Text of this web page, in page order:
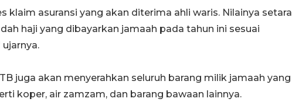
klaim asuransi yang akan diterima ahli waris. Nilainya setara
haji yang dibayarkan jamaah pada tahun ini sesuai
juga akan menyerahkan seluruh barang milik jamaah yang
koper, air zamzam, dan barang bawaan lainnya.